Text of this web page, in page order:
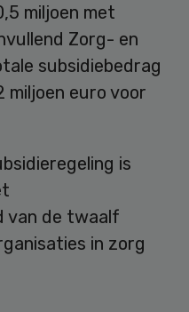
miljoen met
Zorg- en
subsidiebedrag
miljoen euro voor
is
van de twaalf
in zorg